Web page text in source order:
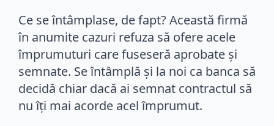
Ce se întâmplase, de fapt? Această firmă
în anumite cazuri refuza să ofere acele
împrumuturi care fuseseră aprobate şi
semnate. Se întâmplă şi la noi ca banca să
decidă chiar dacă ai semnat contractul să
nu îţi mai acorde acel împrumut.